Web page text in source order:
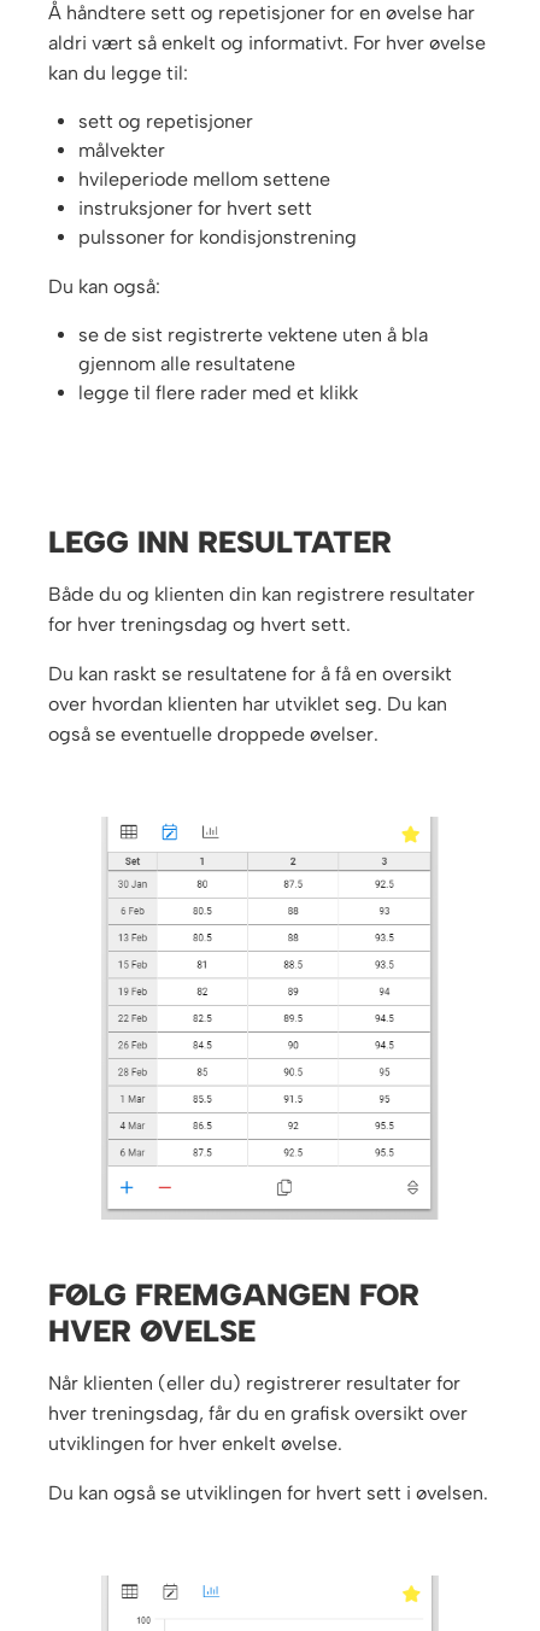
Å håndtere sett og repetisjoner for en øvelse har
aldri vært så enkelt og informativt. For hver øvelse
kan du legge til:
sett og repetisjoner
målvekter
hvileperiode mellom settene
instruksjoner for hvert sett
pulssoner for kondisjonstrening
Du kan også:
se de sist registrerte vektene uten å bla
gjennom alle resultatene
legge til flere rader med et klikk
LEGG INN RESULTATER
Både du og klienten din kan registrere resultater
for hver treningsdag og hvert sett.
Du kan raskt se resultatene for å få en oversikt
over hvordan klienten har utviklet seg. Du kan
også se eventuelle droppede øvelser.
FØLG FREMGANGEN FOR
HVER ØVELSE
Når klienten (eller du) registrerer resultater for
hver treningsdag, får du en grafisk oversikt over
utviklingen for hver enkelt øvelse.
Du kan også se utviklingen for hvert sett i øvelsen.